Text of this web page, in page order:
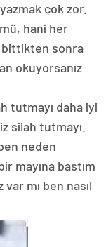
çok zor.
hani her
bittikten sonra
okuyorsanız
tutmayı daha iyi
silah tutmayı.
neden
mayına bastım
mı ben nasıl